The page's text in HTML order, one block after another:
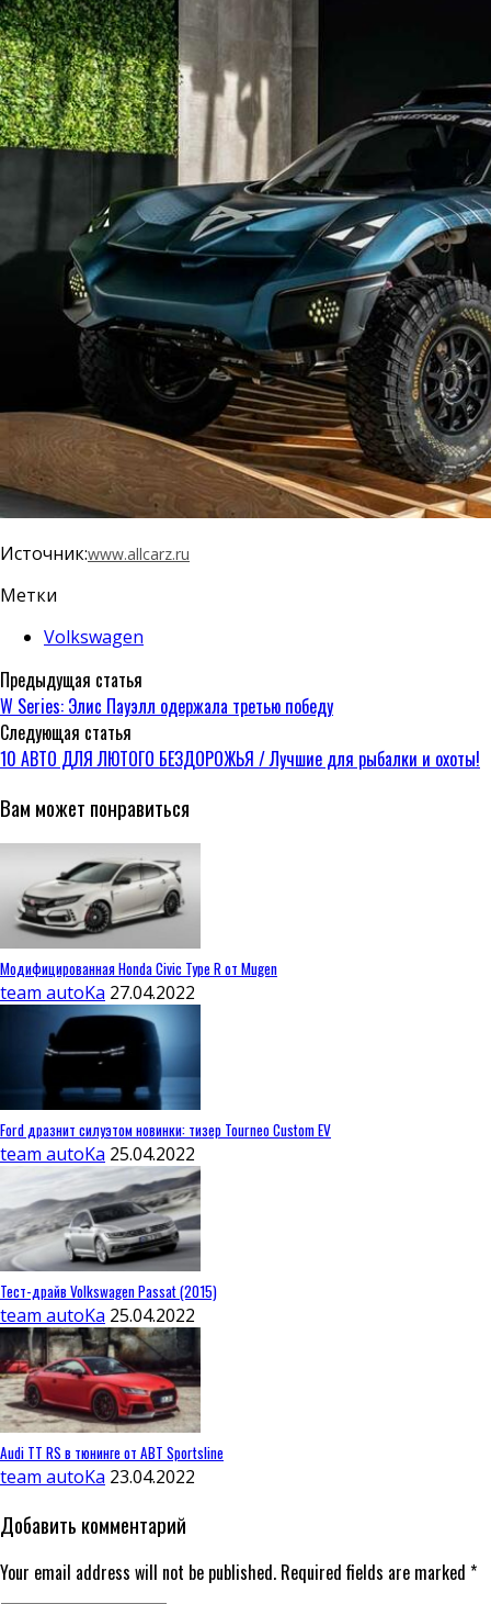
Источник:www.allcarz.ru
Метки
Volkswagen
Предыдущая статья
W Series: Элис Пауэлл одержала третью победу
Следующая статья
10 АВТО ДЛЯ ЛЮТОГО БЕЗДОРОЖЬЯ / Лучшие для рыбалки и охоты!
Вам может понравиться
Модифицированная Honda Civic Type R от Mugen
team autoKa 27.04.2022
Ford дразнит силуэтом новинки: тизер Tourneo Custom EV
team autoKa 25.04.2022
Тест-драйв Volkswagen Passat (2015)
team autoKa 25.04.2022
Audi TT RS в тюнинге от ABT Sportsline
team autoKa 23.04.2022
Добавить комментарий
Your email address will not be published. Required fields are marked *